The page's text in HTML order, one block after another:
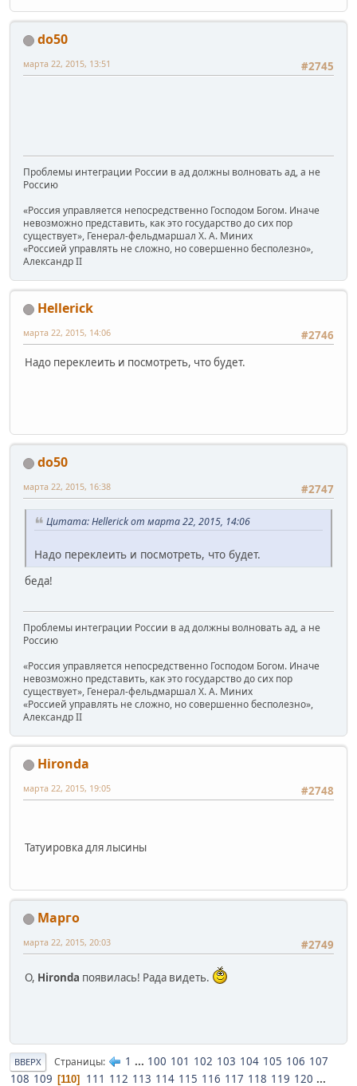
do50
#2745
марта 22, 2015, 13:51
Проблемы интеграции России в ад должны волновать ад, а не
Россию
«Россия управляется непосредственно Господом Богом. Иначе
невозможно представить, как это государство до сих пор
существует», Генерал-фельдмаршал Х. А. Миних
«Россией управлять не сложно, но совершенно бесполезно»,
Александр II
Hellerick
#2746
марта 22, 2015, 14:06
Надо переклеить и посмотреть, что будет.
do50
#2747
марта 22, 2015, 16:38
Цитата: Hellerick от марта 22, 2015, 14:06
Надо переклеить и посмотреть, что будет.
беда!
Проблемы интеграции России в ад должны волновать ад, а не
Россию
«Россия управляется непосредственно Господом Богом. Иначе
невозможно представить, как это государство до сих пор
существует», Генерал-фельдмаршал Х. А. Миних
«Россией управлять не сложно, но совершенно бесполезно»,
Александр II
Hironda
#2748
марта 22, 2015, 19:05
Татуировка для лысины
Марго
#2749
марта 22, 2015, 20:03
О, Hironda появилась! Рада видеть.
ВВЕРХ Страницы 1 ... 100 101 102 103 104 105 106 107
108 109 110 111 112 113 114 115 116 117 118 119 120 ...